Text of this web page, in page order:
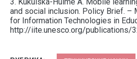
and social inclusion. Policy Brief. –
for Information Technologies in
http://iite.unesco.org/publications/